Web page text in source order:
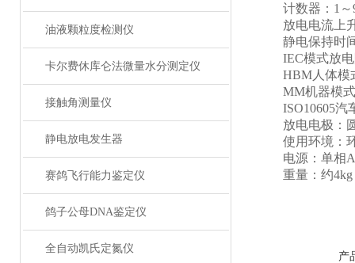
油液颗粒度检测仪
卡尔费休库仑法微量水分测定仪
接触角测量仪
静电放电发生器
赛鸽飞行能力鉴定仪
鸽子公母DNA鉴定仪
全自动凯氏定氮仪
计数器：1～
放电电流上升
静电保持时
IEC模式放电
HBM人体模式
MM机器模式
ISO10605汽车
放电电极：圆
使用环境：环
电源：单相
重量：约4kg
产